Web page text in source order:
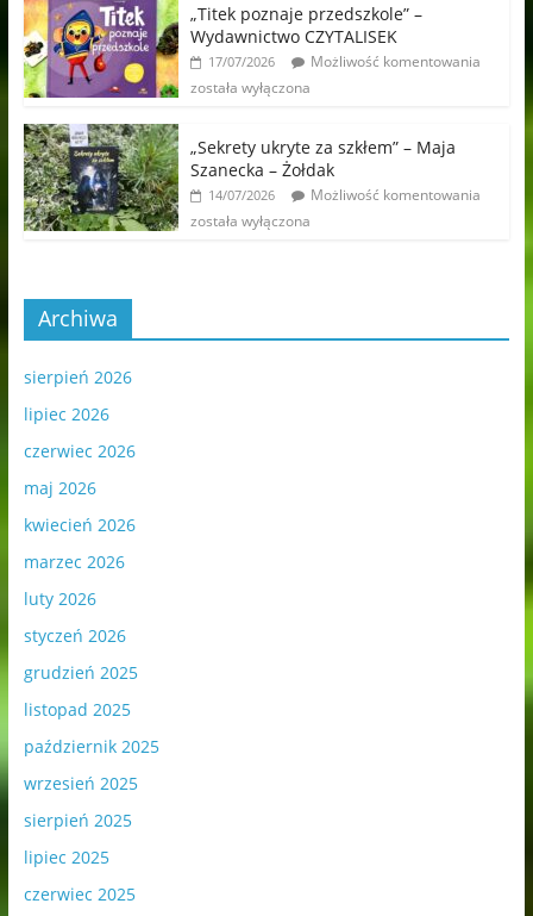
„Titek poznaje przedszkole” –
Wydawnictwo CZYTALISEK
17/07/2026
Możliwość komentowania
została wyłączona
„Sekrety ukryte za szkłem” – Maja
Szanecka – Żołdak
14/07/2026
Możliwość komentowania
została wyłączona
Archiwa
sierpień 2026
lipiec 2026
czerwiec 2026
maj 2026
kwiecień 2026
marzec 2026
luty 2026
styczeń 2026
grudzień 2025
listopad 2025
październik 2025
wrzesień 2025
sierpień 2025
lipiec 2025
czerwiec 2025